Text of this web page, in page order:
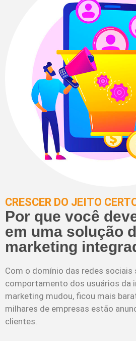
CRESCER DO JEITO
Por que você
em uma solução
marketing
Com o domínio das redes sociais
comportamento dos usuários da
marketing mudou, ficou mais
milhares de empresas estão
clientes.